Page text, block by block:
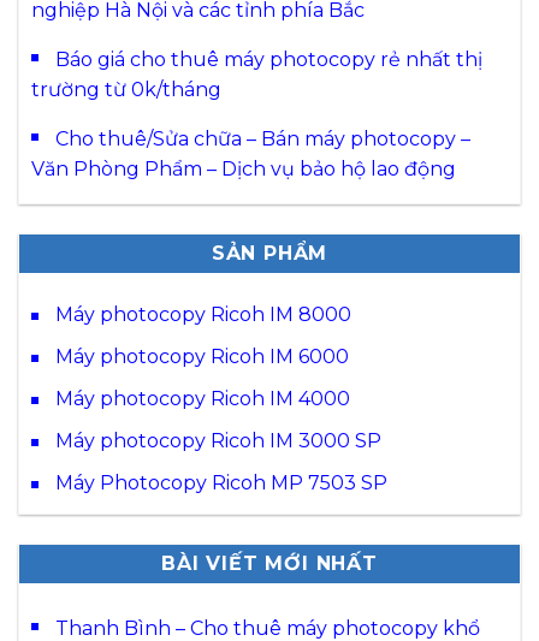
nghiệp Hà Nội và các tỉnh phía Bắc
Báo giá cho thuê máy photocopy rẻ nhất thị
trường từ 0k/tháng
Cho thuê/Sửa chữa – Bán máy photocopy –
Văn Phòng Phẩm – Dịch vụ bảo hộ lao động
SẢN PHẨM
Máy photocopy Ricoh IM 8000
Máy photocopy Ricoh IM 6000
Máy photocopy Ricoh IM 4000
Máy photocopy Ricoh IM 3000 SP
Máy Photocopy Ricoh MP 7503 SP
BÀI VIẾT MỚI NHẤT
Thanh Bình – Cho thuê máy photocopy khổ